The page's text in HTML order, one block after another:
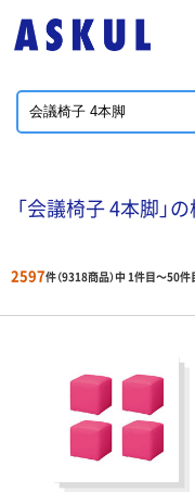
「会議椅子 4本脚」
2597件（9318商品）中 1件目～50件